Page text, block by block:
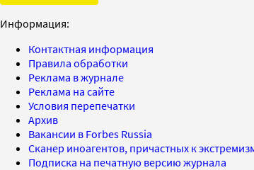
Информация:
Контактная информация
Правила обработки
Реклама в журнале
Реклама на сайте
Условия перепечатки
Архив
Вакансии в Forbes Russia
Сканер иноагентов, причастных к
Подписка на печатную версию журнала